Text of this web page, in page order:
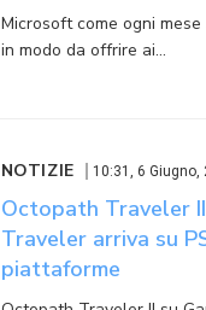
Microsoft come ogni
in modo da offrire ai…
NOTIZIE 10:31, 6 Giugno,
Octopath Traveler
Traveler arriva su
piattaforme